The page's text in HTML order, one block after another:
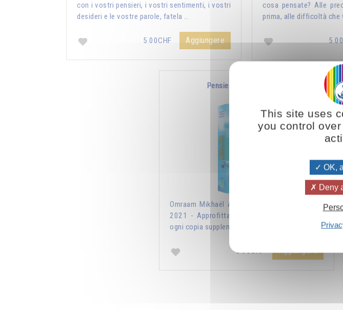
con i vostri pensieri, i vostri sentimenti, i vostri
desideri e le vostre parole, fatela …
5.00CHF Aggiungere
cosa pensate? Alle
prima, alle difficoltà che
Pensieri Quotidiani 2021
Omraam Mikhaël Aïvanhov Pensieri Quotidiani
2021 - Approfitta dello sconto di 2 CHF per
ogni copia supplementare aggiunta all'ordine !
5.00CHF Aggiungere
This site uses
you control
OK,
Deny